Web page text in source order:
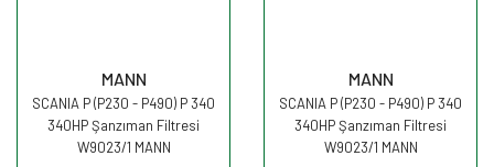
MANN
SCANIA P (P230 - P490) P 340
340HP Şanzıman Filtresi
W9023/1 MANN
MANN
SCANIA P (P230 - P490) P 340
340HP Şanzıman Filtresi
W9023/1 MANN